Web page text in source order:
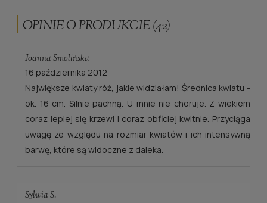
OPINIE O PRODUKCIE (42)
Joanna Smolińska
16 października 2012
Największe kwiaty róż, jakie widziałam! Średnica kwiatu -
ok. 16 cm. Silnie pachną. U mnie nie choruje. Z wiekiem
coraz lepiej się krzewi i coraz obficiej kwitnie. Przyciąga
uwagę ze względu na rozmiar kwiatów i ich intensywną
barwę, które są widoczne z daleka.
Sylwia S.